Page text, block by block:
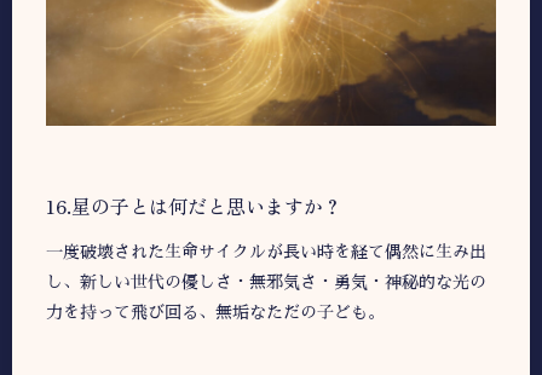
16.星の子とは何だと思いますか？
一度破壊された生命サイクルが長い時を経て偶然に生み出
し、新しい世代の優しさ・無邪気さ・勇気・神秘的な光の
力を持って飛び回る、無垢なただの子ども。